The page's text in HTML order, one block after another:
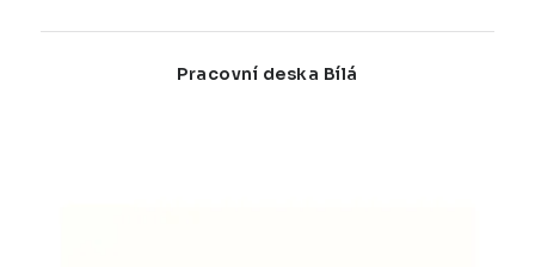
Pracovní deska Bílá